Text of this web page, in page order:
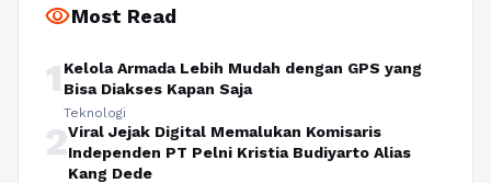
visibilityMost Read
1 Kelola Armada Lebih Mudah dengan GPS yang
Bisa Diakses Kapan Saja
Teknologi
2Viral Jejak Digital Memalukan Komisaris
Independen PT Pelni Kristia Budiyarto Alias
Kang Dede